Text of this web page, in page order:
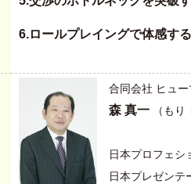
6.ロールプレイングで体感す
合同会社 ヒュ
森 真一（もり
日本プロフェシ
日本プレゼンテ